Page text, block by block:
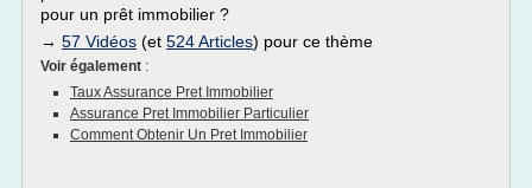
pour un prêt immobilier ?
→ 57 Vidéos (et 524 Articles) pour ce thème
Voir également :
Taux Assurance Pret Immobilier
Assurance Pret Immobilier Particulier
Comment Obtenir Un Pret Immobilier